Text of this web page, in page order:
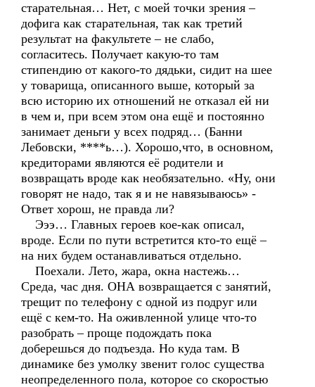
старательная… Нет, с моей точки зрения –
дофига как старательная, так как третий
результат на факультете – не слабо,
согласитесь. Получает какую-то там
стипендию от какого-то дядьки, сидит на шее
у товарища, описанного выше, который за
всю историю их отношений не отказал ей ни
в чем и, при всем этом она ещё и постоянно
занимает деньги у всех подряд… (Банни
Лебовски, ****ь…). Хорошо,что, в основном,
кредиторами являются её родители и
возвращать вроде как необязательно. «Ну, они
говорят не надо, так я и не навязываюсь» -
Ответ хорош, не правда ли?
Эээ… Главных героев кое-как описал,
вроде. Если по пути встретится кто-то ещё –
на них будем останавливаться отдельно.
Поехали. Лето, жара, окна настежь…
Среда, час дня. ОНА возвращается с занятий,
трещит по телефону с одной из подруг или
ещё с кем-то. На оживленной улице что-то
разобрать – проще подождать пока
доберешься до подъезда. Но куда там. В
динамике без умолку звенит голос существа
неопределенного пола, которое со скоростью